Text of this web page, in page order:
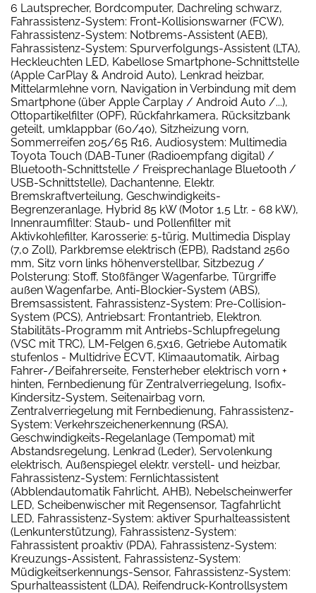
6 Lautsprecher, Bordcomputer, Dachreling schwarz,
Fahrassistenz-System: Front-Kollisionswarner (FCW),
Fahrassistenz-System: Notbrems-Assistent (AEB),
Fahrassistenz-System: Spurverfolgungs-Assistent (LTA),
Heckleuchten LED, Kabellose Smartphone-Schnittstelle
(Apple CarPlay & Android Auto), Lenkrad heizbar,
Mittelarmlehne vorn, Navigation in Verbindung mit dem
Smartphone (über Apple Carplay / Android Auto /...),
Ottopartikelfilter (OPF), Rückfahrkamera, Rücksitzbank
geteilt, umklappbar (60/40), Sitzheizung vorn,
Sommerreifen 205/65 R16, Audiosystem: Multimedia
Toyota Touch (DAB-Tuner (Radioempfang digital) /
Bluetooth-Schnittstelle / Freisprechanlage Bluetooth /
USB-Schnittstelle), Dachantenne, Elektr.
Bremskraftverteilung, Geschwindigkeits-
Begrenzeranlage, Hybrid 85 kW (Motor 1,5 Ltr. - 68 kW),
Innenraumfilter: Staub- und Pollenfilter mit
Aktivkohlefilter, Karosserie: 5-türig, Multimedia Display
(7,0 Zoll), Parkbremse elektrisch (EPB), Radstand 2560
mm, Sitz vorn links höhenverstellbar, Sitzbezug /
Polsterung: Stoff, Stoßfänger Wagenfarbe, Türgriffe
außen Wagenfarbe, Anti-Blockier-System (ABS),
Bremsassistent, Fahrassistenz-System: Pre-Collision-
System (PCS), Antriebsart: Frontantrieb, Elektron.
Stabilitäts-Programm mit Antriebs-Schlupfregelung
(VSC mit TRC), LM-Felgen 6,5x16, Getriebe Automatik
stufenlos - Multidrive ECVT, Klimaautomatik, Airbag
Fahrer-/Beifahrerseite, Fensterheber elektrisch vorn +
hinten, Fernbedienung für Zentralverriegelung, Isofix-
Kindersitz-System, Seitenairbag vorn,
Zentralverriegelung mit Fernbedienung, Fahrassistenz-
System: Verkehrszeichenerkennung (RSA),
Geschwindigkeits-Regelanlage (Tempomat) mit
Abstandsregelung, Lenkrad (Leder), Servolenkung
elektrisch, Außenspiegel elektr. verstell- und heizbar,
Fahrassistenz-System: Fernlichtassistent
(Abblendautomatik Fahrlicht, AHB), Nebelscheinwerfer
LED, Scheibenwischer mit Regensensor, Tagfahrlicht
LED, Fahrassistenz-System: aktiver Spurhalteassistent
(Lenkunterstützung), Fahrassistenz-System:
Fahrassistent proaktiv (PDA), Fahrassistenz-System:
Kreuzungs-Assistent, Fahrassistenz-System:
Müdigkeitserkennungs-Sensor, Fahrassistenz-System:
Spurhalteassistent (LDA), Reifendruck-Kontrollsystem